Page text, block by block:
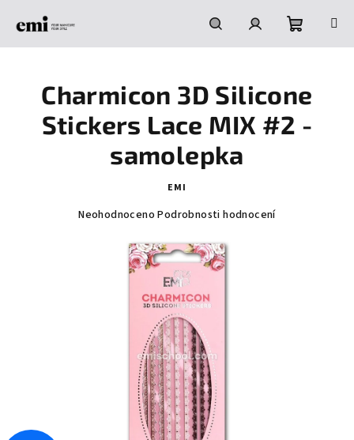
HledatPřihlášeníNákupní
košík
Charmicon 3D Silicone
Stickers Lace MIX #2 -
samolepka
EMI
Průměrné
Neohodnoceno Podrobnosti hodnocení